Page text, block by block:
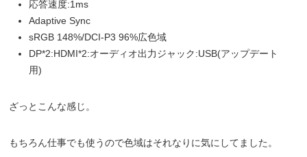
応答速度:1ms
Adaptive Sync
sRGB 148%/DCI-P3 96%広色域
DP*2:HDMI*2:オーディオ出力ジャック:USB(アップデート
用)
ざっとこんな感じ。
もちろん仕事でも使うので色域はそれなりに気にしてました。